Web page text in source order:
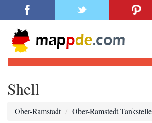
Shell
Ober-Ramstadt Ober-Ramstedt Tankstelle